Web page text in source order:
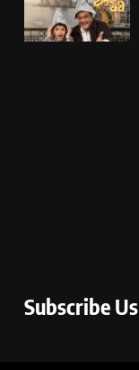
Subscribe Us